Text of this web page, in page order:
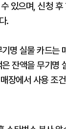
있으며, 신청
.
명 실물 카드는
잔액을 무기명
장에서 사용 조